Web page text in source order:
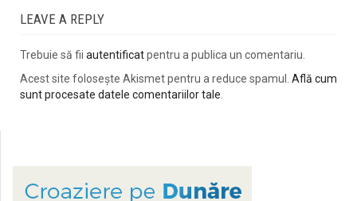
LEAVE A REPLY
Trebuie să fii autentificatpentru a publica un comentariu.
Acest site folosește Akismet pentru a reduce spamul. Află cum
sunt procesate datele comentariilor tale